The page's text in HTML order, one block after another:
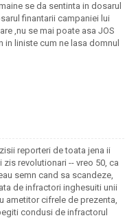
se da sentinta in dosarul
finantarii campaniei lui
,nu se mai poate asa JOS
in liniste cum ne lasa domnul
reporteri de toata jena ii
revolutionari -- vreo 50, ca
semn cand sa scandeze,
de infractori inghesuiti unii
ametitor cifrele de prezenta,
condusi de infractorul